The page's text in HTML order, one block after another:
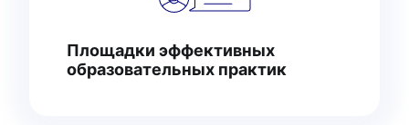
Площадки эффективных
образовательных практик